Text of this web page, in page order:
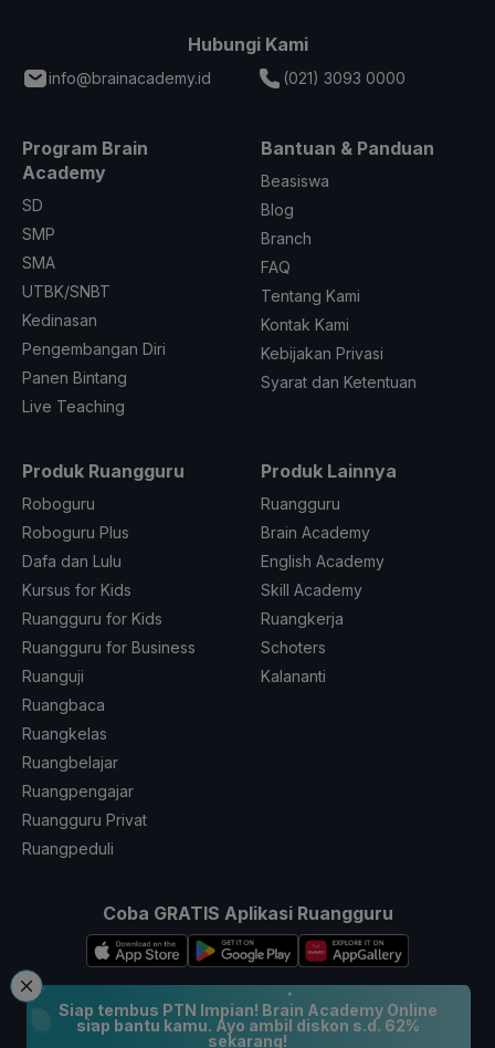
Siap tembus PTN Impian! Brain Academy Online
siap bantu kamu. Ayo ambil diskon s.d. 62%
sekarang!
Hubungi Kami
info@brainacademy.id (021) 3093 0000
Program Brain
Academy
SD
SMP
SMA
UTBK/SNBT
Kedinasan
Pengembangan Diri
Panen Bintang
Live Teaching
Bantuan & Panduan
Beasiswa
Blog
Branch
FAQ
Tentang Kami
Kontak Kami
Kebijakan Privasi
Syarat dan Ketentuan
Produk Ruangguru
Roboguru
Roboguru Plus
Dafa dan Lulu
Kursus for Kids
Ruangguru for Kids
Ruangguru for Business
Ruanguji
Ruangbaca
Ruangkelas
Ruangbelajar
Ruangpengajar
Ruangguru Privat
Ruangpeduli
Produk Lainnya
Ruangguru
Brain Academy
English Academy
Skill Academy
Ruangkerja
Schoters
Kalananti
Coba GRATIS Aplikasi Ruangguru
Ikuti Kami